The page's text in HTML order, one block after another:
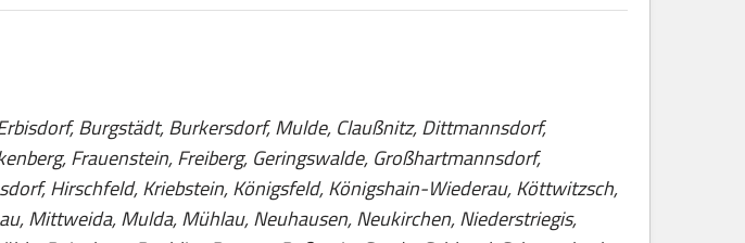
Burgstädt, Burkersdorf, Mulde, Claußnitz, Dittmannsdorf,
Frauenstein, Freiberg, Geringswalde, Großhartmannsdorf,
Hirschfeld, Kriebstein, Königsfeld, Königshain-Wiederau, Köttwitzsch,
Mittweida, Mulda, Mühlau, Neuhausen, Neukirchen, Niederstriegis,